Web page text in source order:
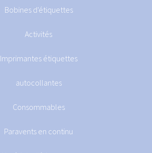
Bobines d'étiquettes
Activités
Imprimantes étiquettes
autocollantes
Consommables
Paravents en continu